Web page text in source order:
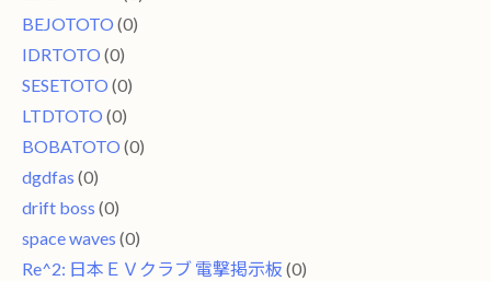
BEJOTOTO (0)
IDRTOTO (0)
SESETOTO (0)
LTDTOTO (0)
BOBATOTO (0)
dgdfas (0)
drift boss (0)
space waves (0)
Re^2: 日本ＥＶクラブ 電撃掲示板 (0)